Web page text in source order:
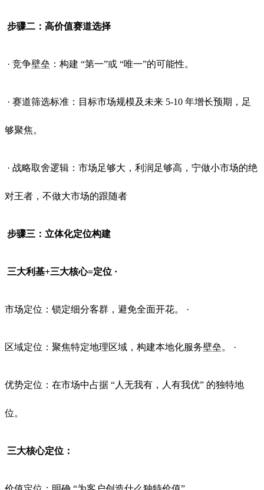
步骤二：高价值赛道选择
· 竞争壁垒：构建 “第一”或 “唯一”的可能性。
· 赛道筛选标准：目标市场规模及未来 5-10 年增长预期，足
够聚焦。
· 战略取舍逻辑：市场足够大，利润足够高，宁做小市场的绝
对王者，不做大市场的跟随者
步骤三：立体化定位构建
三大利基+三大核心=定位 ·
市场定位：锁定细分客群，避免全面开花。 ·
区域定位：聚焦特定地理区域，构建本地化服务壁垒。 ·
优势定位：在市场中占据 “人无我有，人有我优” 的独特地
位。
三大核心定位：